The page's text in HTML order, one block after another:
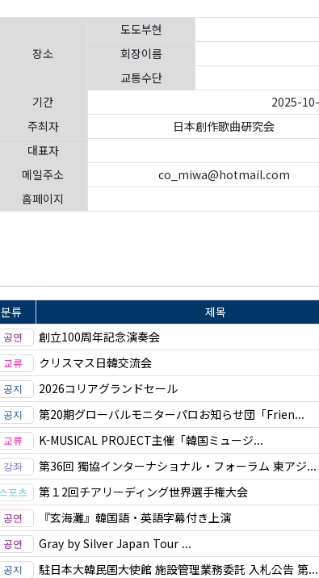
장소
도도부현
회장이름
교통수단
기간
2025-
주최자
日本創作歌曲研究会
대표자
메일주소
co_miwa@hotmail.com
홈페이지
분류 제목
創立100周年記念演奏会
クリスマス日韓交流会
2026コリアグランドセール
第20期グローバルモニターパロお知らせ団「Frien...
K-MUSICAL PROJECT主催「韓国ミュージ...
第36回 獨協インターナショナル・フォーラム 東アジ...
第１2回チアリーディング世界選手権大会
『玄海灘』韓国語・英語字幕付き上演
Gray by Silver Japan Tour ...
駐日本大韓民国大使館 施設管理業務委託 入札公告 第...